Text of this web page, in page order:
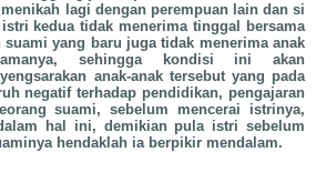
lagi dengan perempuan lain dan si
kedua tidak menerima tinggal bersama
suami yang baru juga tidak menerima anak
sehingga kondisi ini akan
anak-anak tersebut yang pada
negatif terhadap pendidikan, pengajaran
suami, sebelum mencerai istrinya,
hal ini, demikian pula istri sebelum
hendaklah ia berpikir mendalam.